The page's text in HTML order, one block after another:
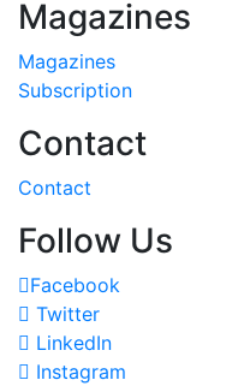
Magazines
Magazines
Subscription
Contact
Contact
Follow Us
Facebook
Twitter
LinkedIn
Instagram